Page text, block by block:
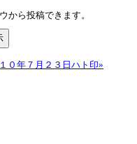
から投稿できます。
０年７月２３日ハト印»